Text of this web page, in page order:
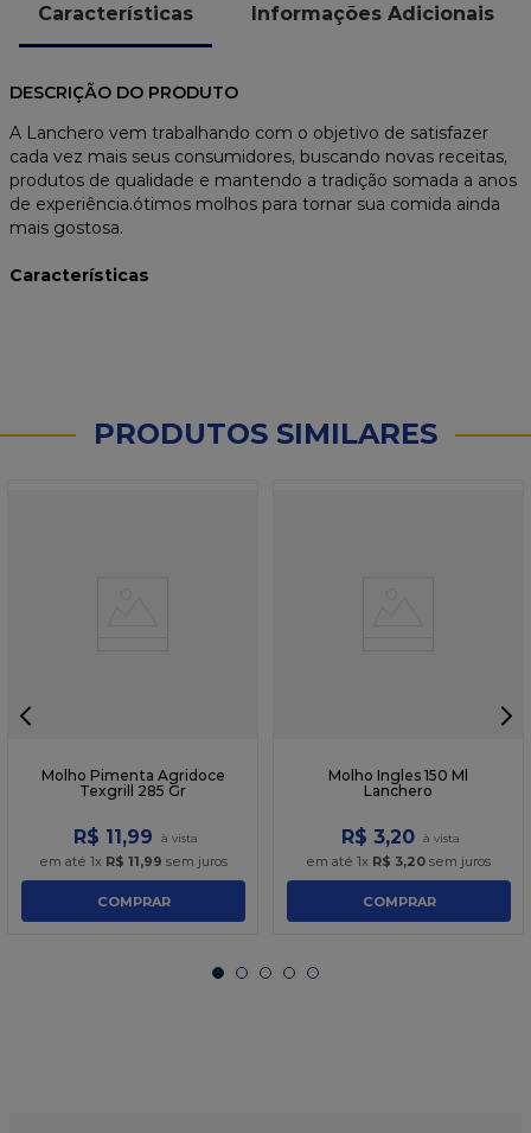
Características Informações Adicionais
DESCRIÇÃO DO PRODUTO
A Lanchero vem trabalhando com o objetivo de satisfazer
cada vez mais seus consumidores, buscando novas receitas,
produtos de qualidade e mantendo a tradição somada a anos
de experiência.ótimos molhos para tornar sua comida ainda
mais gostosa.
Características
PRODUTOS SIMILARES
Molho Pimenta Agridoce
Texgrill 285 Gr
R$ 11 ,99
em até 1x R$ 11,99 sem juros
COMPRAR
Molho Ingles 150 Ml
Lanchero
R$ 3,20
em até 1x R$ 3,20 sem juros
COMPRAR